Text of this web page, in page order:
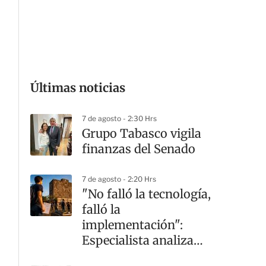
Últimas noticias
7 de agosto - 2:30 Hrs
Grupo Tabasco vigila
finanzas del Senado
7 de agosto - 2:20 Hrs
"No falló la tecnología,
falló la
implementación":
Especialista analiza